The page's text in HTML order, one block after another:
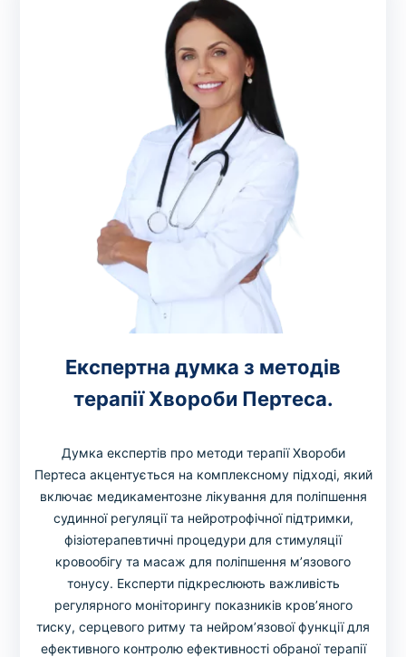
Експертна думка з методів
терапії Хвороби Пертеса.
Думка експертів про методи терапії Хвороби
Пертеса акцентується на комплексному підході, який
включає медикаментозне лікування для поліпшення
судинної регуляції та нейротрофічної підтримки,
фізіотерапевтичні процедури для стимуляції
кровообігу та масаж для поліпшення м’язового
тонусу. Експерти підкреслюють важливість
регулярного моніторингу показників кров’яного
тиску, серцевого ритму та нейром’язової функції для
ефективного контролю ефективності обраної терапії